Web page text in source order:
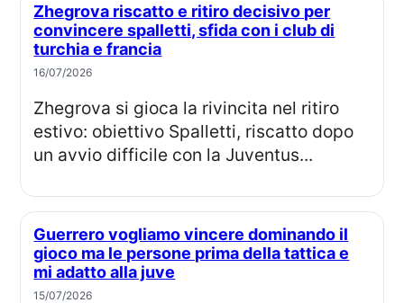
Zhegrova riscatto e ritiro decisivo per
convincere spalletti, sfida con i club di
turchia e francia
16/07/2026
Zhegrova si gioca la rivincita nel ritiro
estivo: obiettivo Spalletti, riscatto dopo
un avvio difficile con la Juventus...
Guerrero vogliamo vincere dominando il
gioco ma le persone prima della tattica e
mi adatto alla juve
15/07/2026